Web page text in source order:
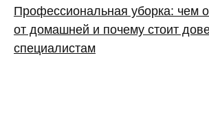
Профессиональная уборка: чем
от домашней и почему стоит
специалистам